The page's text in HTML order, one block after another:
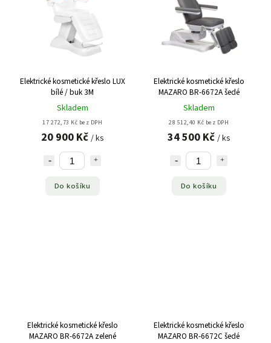
Elektrické kosmetické křeslo LUX
bílé / buk 3M
Skladem
17 272,73 Kč bez DPH
20 900 Kč / ks
Do košíku
Elektrické kosmetické křeslo
MAZARO BR-6672A šedé
Skladem
28 512,40 Kč bez DPH
34 500 Kč / ks
Do košíku
Elektrické kosmetické křeslo
MAZARO BR-6672A zelené
Elektrické kosmetické křeslo
MAZARO BR-6672C šedé